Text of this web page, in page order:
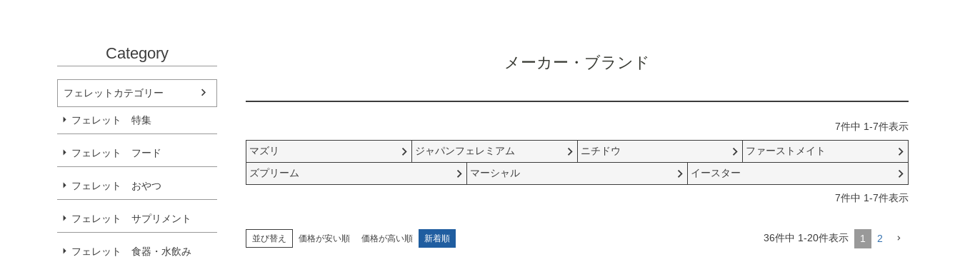
Category
フェレットカテゴリー
フェレット 特集
フェレット フード
フェレット おやつ
フェレット サプリメント
フェレット 食器・水飲み
メーカー・ブランド
7件中 1-7件表示
マズリ ジャパンフェレミアム ニチドウ
ファーストメイト
ズプリーム
マーシャル イースター
7件中 1-7件表示
並び替え 価格が安い順 価格が高い順 新着順 36件中 1-20件表示 1 2